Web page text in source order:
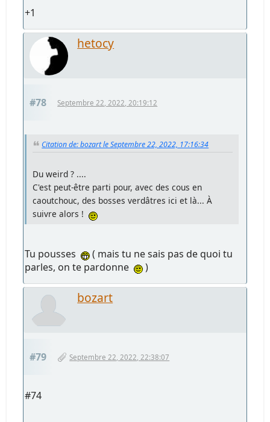
+1
hetocy
#78 Septembre 22, 2022, 20:19:12
Citation de: bozart le Septembre 22, 2022, 17:16:34
Du weird ? ....
C'est peut-être parti pour, avec des cous en
caoutchouc, des bosses verdâtres ici et là... À
suivre alors !
Tu pousses
( mais tu ne sais pas de quoi tu
parles, on te pardonne
)
bozart
#79 Septembre 22, 2022, 22:38:07
#74